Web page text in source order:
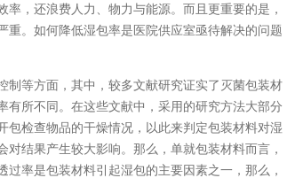
，还浪费人力、物力与能源。而且更重要的是，
。如何降低湿包率是医院供应室亟待解决的问题
等方面，其中，较多文献研究证实了灭菌包装材
所不同。在这些文献中，采用的研究方法大部分
检查物品的干燥情况，以此来判定包装材料对湿
结果产生较大影响。那么，单就包装材料而言，
率是包装材料引起湿包的主要因素之一，那么，